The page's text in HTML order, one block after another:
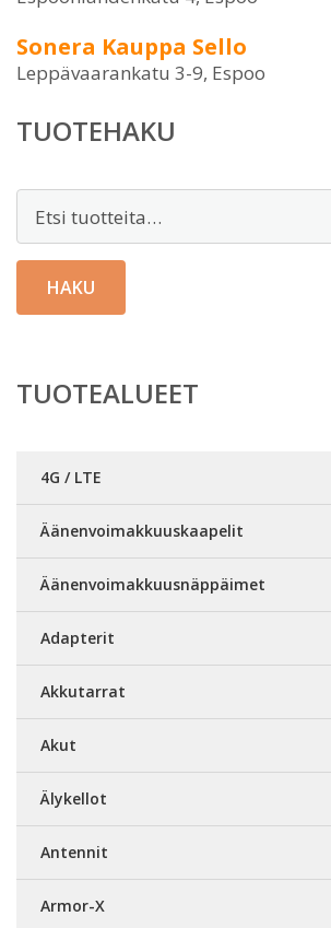
Sonera Kauppa Sello
Leppävaarankatu 3-9, Espoo
TUOTEHAKU
HAKU
TUOTEALUEET
4G / LTE
Äänenvoimakkuuskaapelit
Äänenvoimakkuusnäppäimet
Adapterit
Akkutarrat
Akut
Älykellot
Antennit
Armor-X